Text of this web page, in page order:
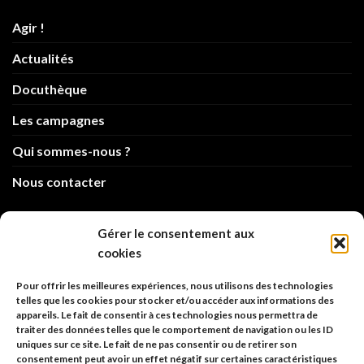
Gérer le consentement aux
cookies
Pour offrir les meilleures expériences, nous utilisons des technologies
telles que les cookies pour stocker et/ou accéder aux informations des
appareils. Le fait de consentir à ces technologies nous permettra de
traiter des données telles que le comportement de navigation ou les ID
uniques sur ce site. Le fait de ne pas consentir ou de retirer son
consentement peut avoir un effet négatif sur certaines caractéristiques
Agir !
Actualités
Docuthèque
Les campagnes
Qui sommes-nous ?
Nous contacter
info@code-animal.com
Code Animal
26, rue principale
67480 Roppenheim